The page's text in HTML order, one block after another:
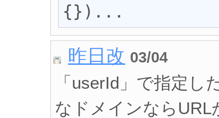
{})...
昨日改 03/04
「userId」で指定
なドメインなら